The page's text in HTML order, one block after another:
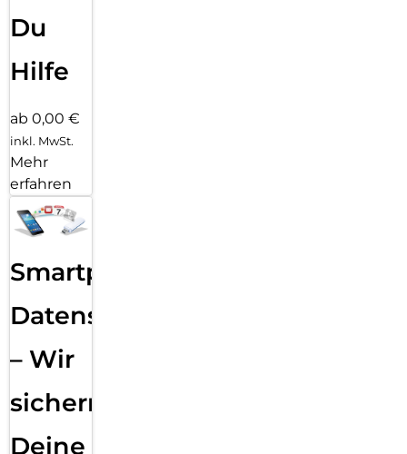
Du
Hilfe
ab 0,00 €
inkl. MwSt.
Mehr
erfahren
Smartphone
Datensicherung
– Wir
sichern
Deine